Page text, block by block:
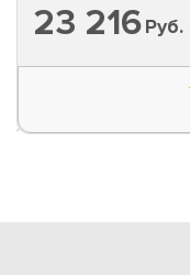
23 216Руб.